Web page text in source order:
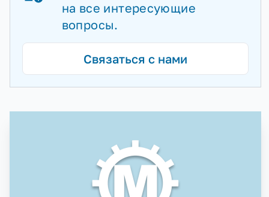
на все интересующие
вопросы.
Связаться с нами